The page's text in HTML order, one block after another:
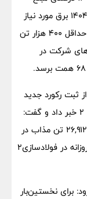
فروش در سال ۱۴۰۳ گفت: امیدواریم در سال ۱۴۰۴ برق مورد نیاز
برای تولید حداقل ۲۵۰ هزار تن و در سال آتی حداقل ۴۰۰ هزار تن
شرکت در
ثبت رکورد جدید
تولید مذاب در فروردین ۱۴۰۴ در فولادسازی۱ و ۲ خبر داد و گفت:
در این ماه ۵۷,۶۵۹ تن مذاب در فولادسازی۱ و ۲۶,۹۱۲ تن مذاب در
فولادسازی ۲ تولید شد. همچنین تعداد ذوب روزانه در فولادسازی۲
برای نخستین‌بار